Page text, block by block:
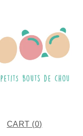
CART (0)